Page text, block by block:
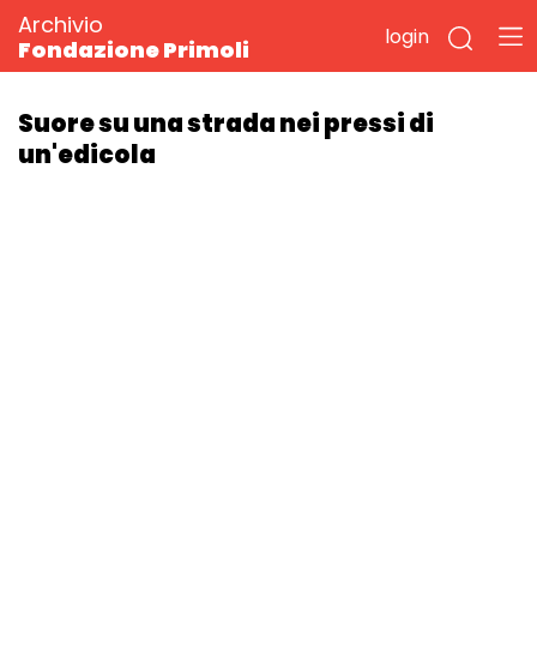
Archivio
Fondazione Primoli
login
Suore su una strada nei pressi di
un'edicola